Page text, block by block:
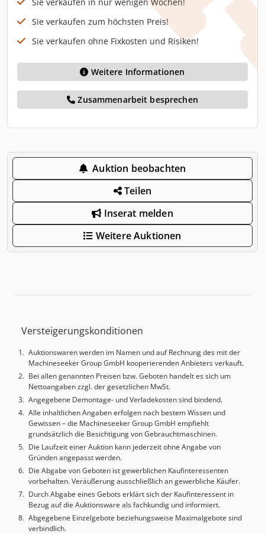
Sie verkaufen zum höchsten Preis!
Sie verkaufen ohne Fixkosten und Risiken!
Weitere Informationen
Zusammenarbeit besprechen
Auktion beobachten
Teilen
Inserat melden
Weitere Auktionen
Versteigerungskonditionen
Auktionswaren werden im Namen und auf Rechnung des mit der
Machineseeker Group GmbH kooperierenden Anbieters verkauft.
Bei allen genannten Preisen bzw. Geboten handelt es sich um
Nettoangaben zzgl. der gesetzlichen MwSt.
Angegebene Demontage- und Verladekosten sind bindend.
Alle inhaltlichen Angaben erfolgen nach bestem Wissen und
Gewissen – die Machineseeker Group GmbH empfiehlt
grundsätzlich die Besichtigung von Gebrauchtmaschinen.
Die Laufzeit einer Auktion kann jederzeit ohne Angabe von
Gründen angepasst werden.
Die Abgabe von Geboten ist gewerblichen Kaufinteressenten
vorbehalten. Veräußerung ausschließlich an gewerbliche Käufer.
Durch Abgabe eines Gebots erklärt sich der Kaufinteressent in
Bezug auf die Auktionsware als fachkundig und informiert.
Abgegebene Einzelgebote beziehungsweise Maximalgebote sind
verbindlich.